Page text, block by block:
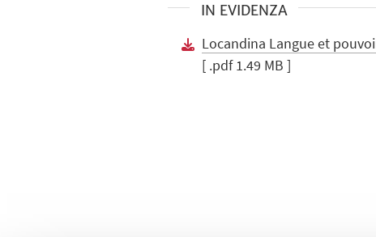
IN EVIDENZA
Locandina Langue et
[ .pdf 1.49 MB ]